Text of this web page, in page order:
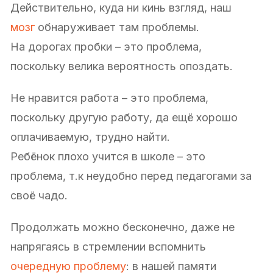
Действительно, куда ни кинь взгляд, наш
мозгобнаруживает там проблемы.
На дорогах пробки – это проблема,
поскольку велика вероятность опоздать.
Не нравится работа – это проблема,
поскольку другую работу, да ещё хорошо
оплачиваемую, трудно найти.
Ребёнок плохо учится в школе – это
проблема, т.к неудобно перед педагогами за
своё чадо.
Продолжать можно бесконечно, даже не
напрягаясь в стремлении вспомнить
очередную проблему: в нашей памяти